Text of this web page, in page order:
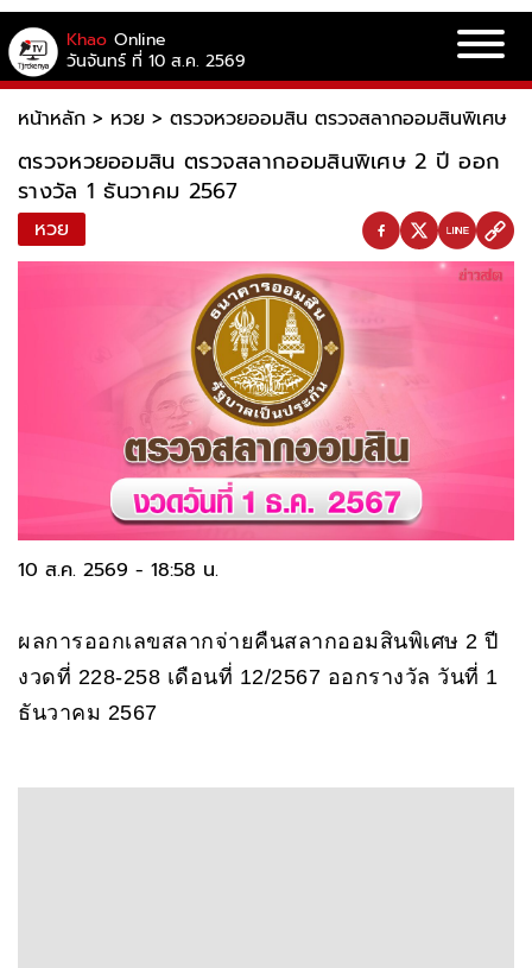
Khao Online
วันจันทร์ ที่ 10 ส.ค. 2569
หน้าหลัก > หวย > ตรวจหวยออมสิน ตรวจสลากออมสินพิเศษ
ตรวจหวยออมสิน ตรวจสลากออมสินพิเศษ 2 ปี ออก
รางวัล 1 ธันวาคม 2567
หวย
10 ส.ค. 2569 - 18:58 น.
ผลการออกเลขสลากจ่ายคืนสลากออมสินพิเศษ 2 ปี
งวดที่ 228-258 เดือนที่ 12/2567 ออกรางวัล วันที่ 1
ธันวาคม 2567